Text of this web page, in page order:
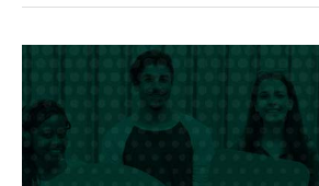
inspiran
Diálogo
Juvenil